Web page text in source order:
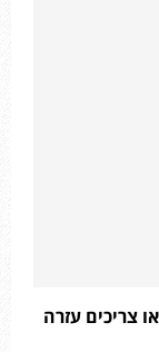
צריכים עזרה